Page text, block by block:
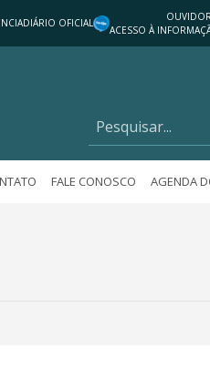
DIÁRIO OFICIAL
ACESSO À
FALE CONOSCO AGENDA